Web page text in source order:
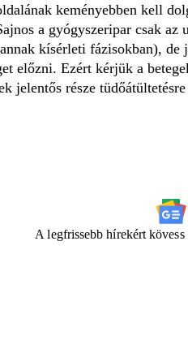
keményebben kell
a gyógyszeripar csak
kísérleti fázisokban),
előzni. Ezért kérjük a
jelentős része
A legfrissebb hírekért